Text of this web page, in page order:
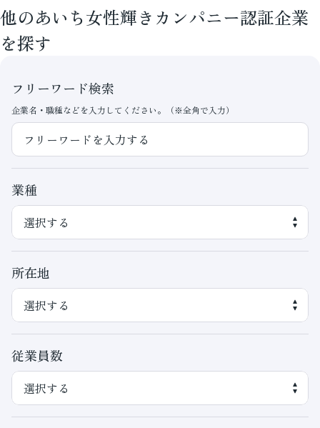
他のあいち女性輝きカンパニー認証企業
を探す
フリーワード検索
企業名・職種などを入力してください。（※全角で入力）
業種
所在地
従業員数